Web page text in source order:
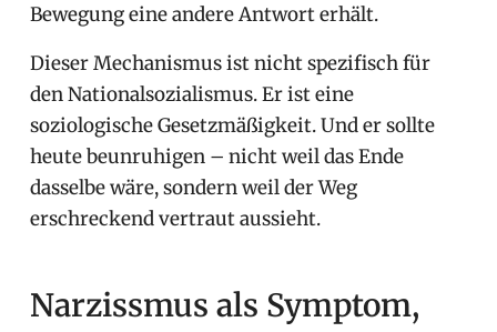
Bewegung eine andere Antwort erhält.
Dieser Mechanismus ist nicht spezifisch für
den Nationalsozialismus. Er ist eine
soziologische Gesetzmäßigkeit. Und er sollte
heute beunruhigen – nicht weil das Ende
dasselbe wäre, sondern weil der Weg
erschreckend vertraut aussieht.
Narzissmus als Symptom,